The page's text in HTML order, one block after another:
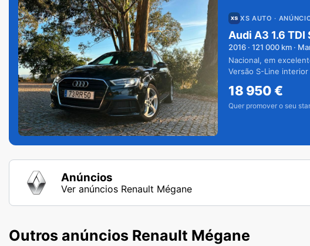
XS AUTO ·
Audi A3 1.6 TDI
2016 · 121 000 km ·
Nacional, em
Versão S-Line
18 950€
Quer promover o seu
Anúncios
Ver anúncios Renault Mégane
Outros anúncios Renault Mégane